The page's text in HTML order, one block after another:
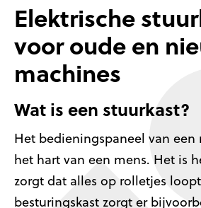
Elektrische
voor oude en
machines
Wat is een stuurkast?
Het bedieningspaneel van een
het hart van een mens. Het is
zorgt dat alles op rolletjes
besturingskast zorgt er